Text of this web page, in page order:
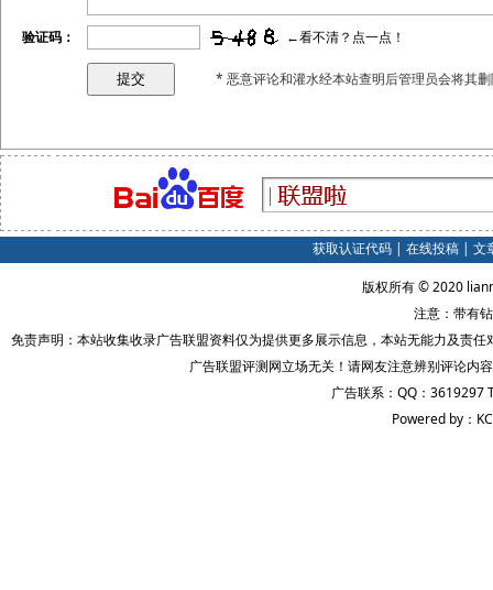
验证码： ←看不清？点一点！
* 恶意评论和灌水经本站查明后管理员会将其
获取认证代码| 在线投稿| 文
版权所有 © 2020
注意：带有
免责声明：本站收集收录广告联盟资料仅为提供更多展示信息，本站无能力及责
广告联盟评测网立场无关！请网友注意辨别评论内
广告联系：QQ：3619297
Powered by：